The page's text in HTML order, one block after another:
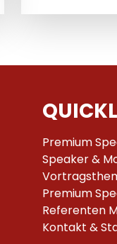
Premium
Speaker &
Premium
Referenten
Kontakt &